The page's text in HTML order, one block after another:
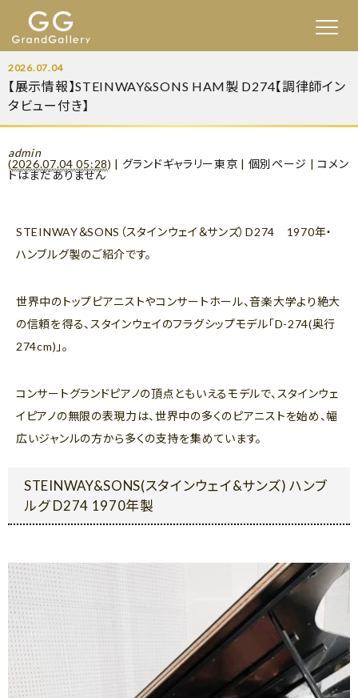
2026.07.04
【展示情報】STEINWAY&SONS HAM製 D274【調律師イン
タビュー付き】
admin
(2026.07.04 05:28) | グランドギャラリー東京 | 個別ページ |コメン
トはまだありません
STEINWAY＆SONS（スタインウェイ＆サンズ）D274 1970年・
ハンブルグ製のご紹介です。
世界中のトップピアニストやコンサートホール、音楽大学より絶大
の信頼を得る、スタインウェイのフラグシップモデル「D-274(奥行
274cm)」。
コンサートグランドピアノの頂点ともいえるモデルで、スタインウェ
イピアノの無限の表現力は、世界中の多くのピアニストを始め、幅
広いジャンルの方から多くの支持を集めています。
STEINWAY&SONS(スタインウェイ&サンズ) ハンブ
ルグ D274 1970年製